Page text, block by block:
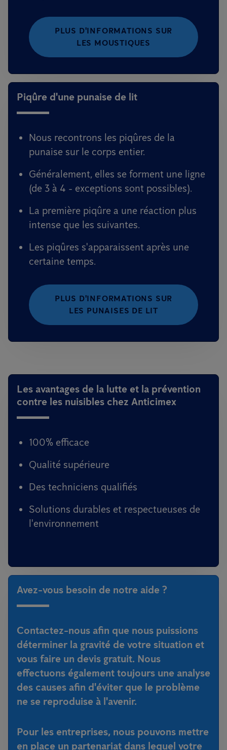
PLUS D'INFORMATIONS SUR
LES MOUSTIQUES
Piqûre d'une punaise de lit
Nous recontrons les piqûres de la
punaise sur le corps entier.
Généralement, elles se forment une ligne
(de 3 à 4 - exceptions sont possibles).
La première piqûre a une réaction plus
intense que les suivantes.
Les piqûres s'apparaissent après une
certaine temps.
PLUS D'INFORMATIONS SUR
LES PUNAISES DE LIT
Les avantages de la lutte et la prévention
contre les nuisibles chez Anticimex
100% efficace
Qualité supérieure
Des techniciens qualifiés
Solutions durables et respectueuses de
l'environnement
Avez-vous besoin de notre aide ?
Contactez-nous afin que nous puissions
déterminer la gravité de votre situation et
vous faire un devis gratuit. Nous
effectuons également toujours une analyse
des causes afin d'éviter que le problème
ne se reproduise à l'avenir.
Pour les entreprises, nous pouvons mettre
en place un partenariat dans lequel votre